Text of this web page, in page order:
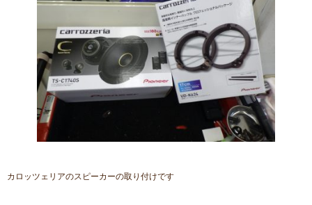
カロッツェリアのスピーカーの取り付けです